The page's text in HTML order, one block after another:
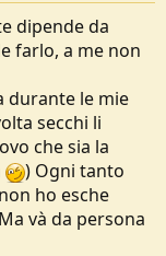
dipende da
farlo, a me non
durante le mie
secchi li
che sia la
) Ogni tanto
ho esche
và da persona